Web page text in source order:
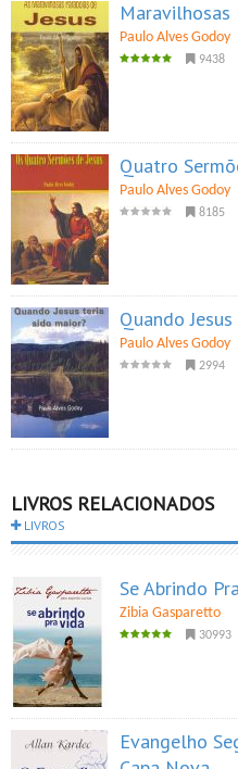
Maravilhosas
Paulo Alves Godoy
9438
Quatro
Paulo Alves Godoy
8185
Quando
Paulo Alves Godoy
2994
LIVROS RELACIONADOS
LIVROS
Se Abrindo
Zibia Gasparetto
30993
Evangelho